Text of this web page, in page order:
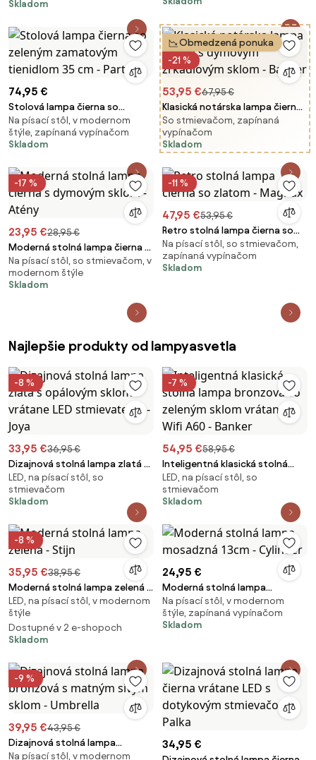
Skladom
74,95 €
Stolová lampa čierna so
zeleným zamatovým tienidlom
35 cm - Parte
Na písací stôl, v modernom
štýle, zapínaná vypínačom
Skladom
Obmedzená ponuka
-21 %
53,95 €67,95 €
Klasická notárska lampa čierna
s dymovým zrkadlovým sklom -
Banker
So stmievačom, zapínaná
vypínačom
Skladom
-17 %
23,95 €28,95 €
Moderná stolná lampa čierna s
dymovým sklom - Atény
Na písací stôl, so stmievačom, v
modernom štýle
Skladom
-11 %
47,95 €53,95 €
Retro stolná lampa čierna so
zlatom - Magnax
Na písací stôl, so stmievačom,
zapínaná vypínačom
Skladom
Najlepšie produkty od lampyasvetla
-8 %
33,95 €36,95 €
Dizajnová stolná lampa zlatá s
opálovým sklom vrátane LED
stmievateľná - Joya
LED, na písací stôl, so
stmievačom
Skladom
-7 %
54,95 €58,95 €
Inteligentná klasická stolná
lampa bronzová so zeleným
sklom vrátane Wifi A60 - Banker
LED, na písací stôl, so
stmievačom
Skladom
-8 %
35,95 €38,95 €
Moderná stolná lampa zelená -
Stijn
LED, na písací stôl, v modernom
štýle
Dostupné v 2 e-shopoch
Skladom
24,95 €
Moderná stolná lampa
mosadzná 13cm - Cylinder
Na písací stôl, v modernom
štýle, zapínaná vypínačom
Skladom
-9 %
39,95 €43,95 €
Dizajnová stolná lampa
bronzová s matným sivým
Na písací stôl, v modernom
34,95 €